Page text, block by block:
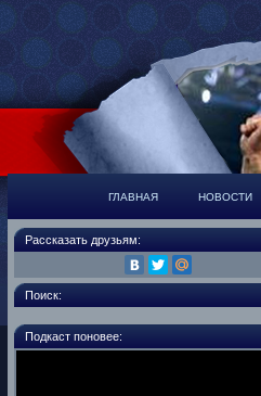
ГЛАВНАЯ НОВОСТИ
Рассказать друзьям:
Поиск:
Подкаст поновее: